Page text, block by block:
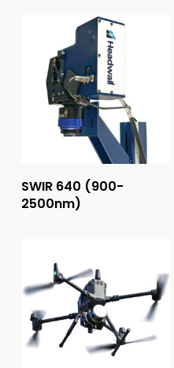
Ler Mais
SWIR 640 (900-
2500nm)